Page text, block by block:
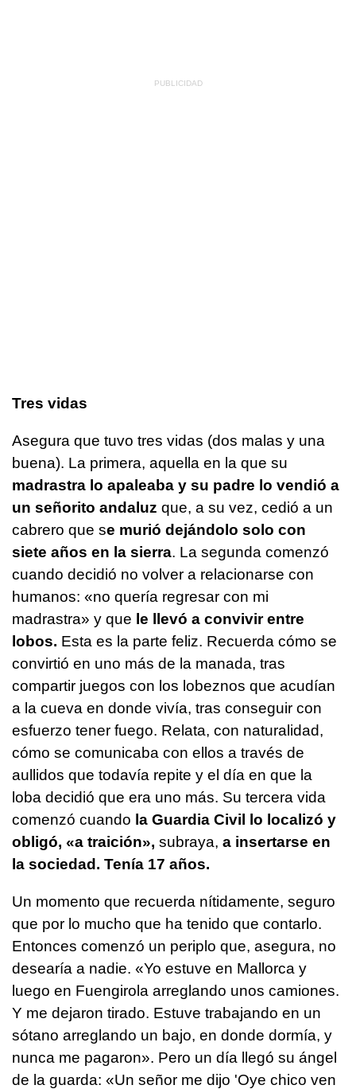
Tres vidas
Asegura que tuvo tres vidas (dos malas y una
buena). La primera, aquella en la que su
madrastra lo apaleaba y su padre lo vendió a
un señorito andaluz que, a su vez, cedió a un
cabrero que se murió dejándolo solo con
siete años en la sierra. La segunda comenzó
cuando decidió no volver a relacionarse con
humanos: «no quería regresar con mi
madrastra» y que le llevó a convivir entre
lobos. Esta es la parte feliz. Recuerda cómo se
convirtió en uno más de la manada, tras
compartir juegos con los lobeznos que acudían
a la cueva en donde vivía, tras conseguir con
esfuerzo tener fuego. Relata, con naturalidad,
cómo se comunicaba con ellos a través de
aullidos que todavía repite y el día en que la
loba decidió que era uno más. Su tercera vida
comenzó cuando la Guardia Civil lo localizó y
obligó, «a traición», subraya, a insertarse en
la sociedad. Tenía 17 años.
Un momento que recuerda nítidamente, seguro
que por lo mucho que ha tenido que contarlo.
Entonces comenzó un periplo que, asegura, no
desearía a nadie. «Yo estuve en Mallorca y
luego en Fuengirola arreglando unos camiones.
Y me dejaron tirado. Estuve trabajando en un
sótano arreglando un bajo, en donde dormía, y
nunca me pagaron». Pero un día llegó su ángel
de la guarda: «Un señor me dijo 'Oye chico ven